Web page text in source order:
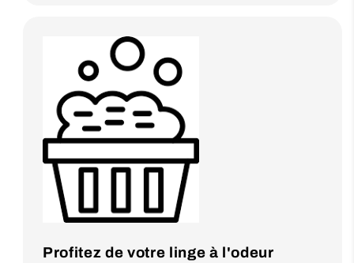
Profitez de votre linge à l'odeur